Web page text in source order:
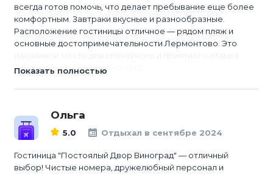
всегда готов помочь, что делает пребывание еще более
комфортным. Завтраки вкусные и разнообразные.
Расположение гостиницы отличное — рядом пляж и
основные достопримечательности Лермонтово. Это
Обязательно вернемся снова!
Показать полностью
Ольга
5.0 Отдыхал в сентябре 2024
Гостиница "Постоялый Двор Виноград" — отличный
выбор! Чистые номера, дружелюбный персонал и